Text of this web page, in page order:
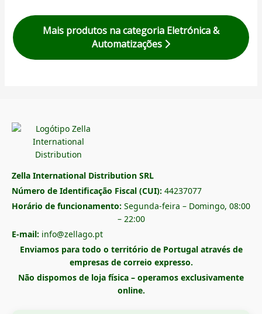
Mais produtos na categoria Eletrónica &
Automatizações
Zella International Distribution SRL
Número de Identificação Fiscal (CUI): 44237077
Horário de funcionamento: Segunda-feira – Domingo, 08:00
– 22:00
E-mail: info@zellago.pt
Enviamos para todo o território de Portugal através de
empresas de correio expresso.
Não dispomos de loja física – operamos exclusivamente
online.